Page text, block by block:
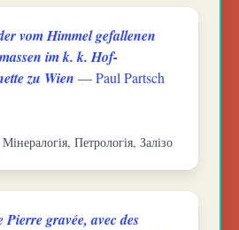
vom Himmel gefallenen
im k. k. Hof-
zu Wien —Paul Partsch
Петрологія, Залізо
gravée, avec des